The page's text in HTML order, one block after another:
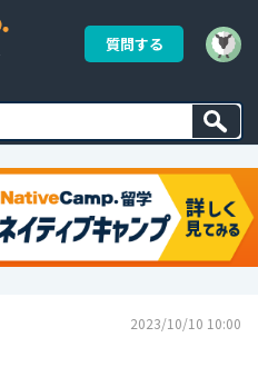
質問する
2023/10/10 10:00